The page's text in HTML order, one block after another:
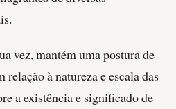
vez, mantém uma postura de
relação à natureza e escala das
a existência e significado de